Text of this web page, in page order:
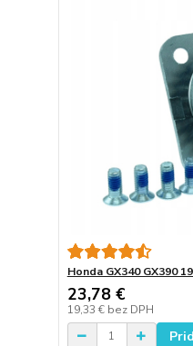
Honda GX340 GX390
23,78 €
19,33 € bez DPH